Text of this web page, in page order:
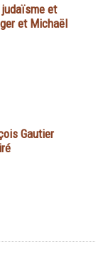
et
et Michaël
Gautier